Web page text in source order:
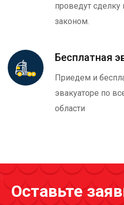
проведут сделку
законом.
Бесплатная
Приедем и
эвакуаторе по
области
Оставьте